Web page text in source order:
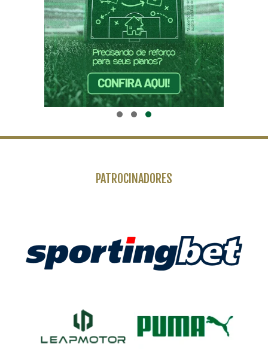
PATROCINADORES